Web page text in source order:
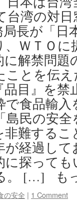
台湾の対
長が「日
ＷＴＯ
解禁問
とを伝
品目』を
食品輸
島民の安
非難する
経過し
に探って
。 […] も
の安全 | 1 Comment